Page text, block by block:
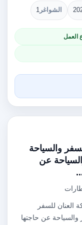
الشواغر 1
العمل
والسياحة
عن
للسفر
والسياحة عن حاجتها